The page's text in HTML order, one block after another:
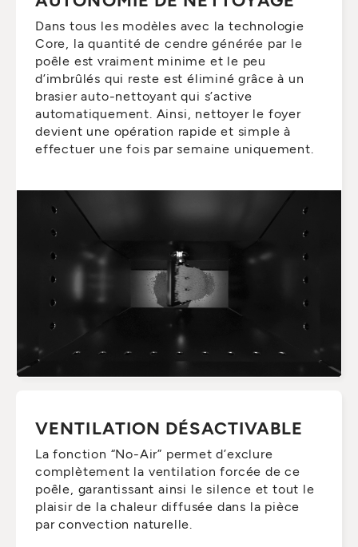
Dans tous les modèles avec la technologie
Core, la quantité de cendre générée par le
poêle est vraiment minime et le peu
d’imbrûlés qui reste est éliminé grâce à un
brasier auto-nettoyant qui s’active
automatiquement. Ainsi, nettoyer le foyer
devient une opération rapide et simple à
effectuer une fois par semaine uniquement.
VENTILATION DÉSACTIVABLE
La fonction “No-Air” permet d’exclure
complètement la ventilation forcée de ce
poêle, garantissant ainsi le silence et tout le
plaisir de la chaleur diffusée dans la pièce
par convection naturelle.